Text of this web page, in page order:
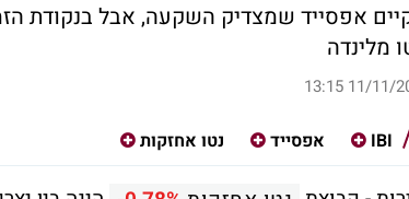
אפסייד שמצדיק השקעה, אבל בנקודת
מלינדה
11/11/2019
IBI אפסייד נטו אחזקות